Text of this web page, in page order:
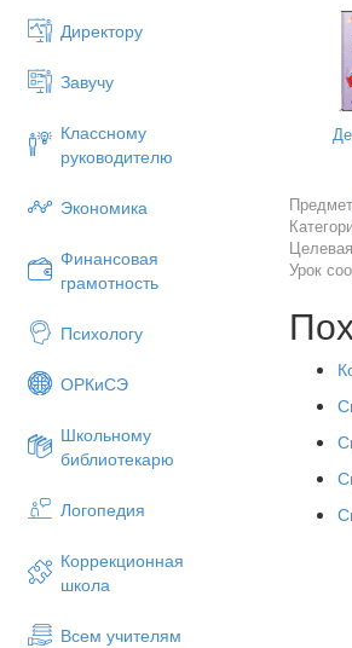
Директору
Завучу
Классному
руководителю
Экономика
Финансовая
грамотность
Психологу
ОРКиСЭ
Школьному
библиотекарю
Логопедия
Коррекционная
школа
Всем учителям
А
А вот
Урок